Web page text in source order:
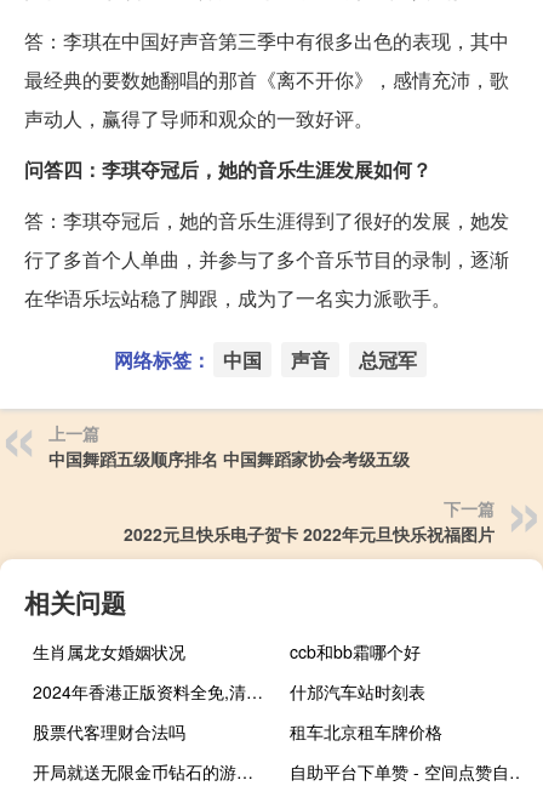
答：李琪在中国好声音第三季中有很多出色的表现，其中
最经典的要数她翻唱的那首《离不开你》，感情充沛，歌
声动人，赢得了导师和观众的一致好评。
问答四：李琪夺冠后，她的音乐生涯发展如何？
答：李琪夺冠后，她的音乐生涯得到了很好的发展，她发
行了多首个人单曲，并参与了多个音乐节目的录制，逐渐
在华语乐坛站稳了脚跟，成为了一名实力派歌手。
网络标签： 中国 声音 总冠军
上一篇
中国舞蹈五级顺序排名 中国舞蹈家协会考级五级
下一篇
2022元旦快乐电子贺卡 2022年元旦快乐祝福图片
相关问题
生肖属龙女婚姻状况
ccb和bb霜哪个好
2024年香港正版资料全免,清查精选解释落实_The12.88.88
什邡汽车站时刻表
股票代客理财合法吗
租车北京租车牌价格
开局就送无限金币钻石的游戏 开局就能做那个的游戏
自助平台下单赞 - 空间点赞自助平台